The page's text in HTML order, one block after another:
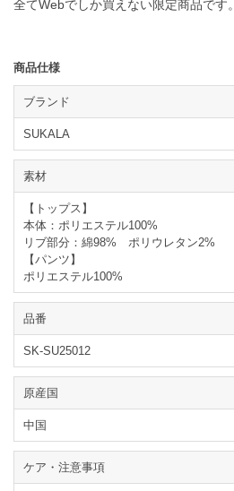
全てWebでしか買えない限定商品です。
商品仕様
ブランド
SUKALA
素材
【トップス】
本体：ポリエステル100%
リブ部分：綿98% ポリウレタン2%
【パンツ】
ポリエステル100%
品番
SK-SU25012
原産国
中国
ケア・注意事項